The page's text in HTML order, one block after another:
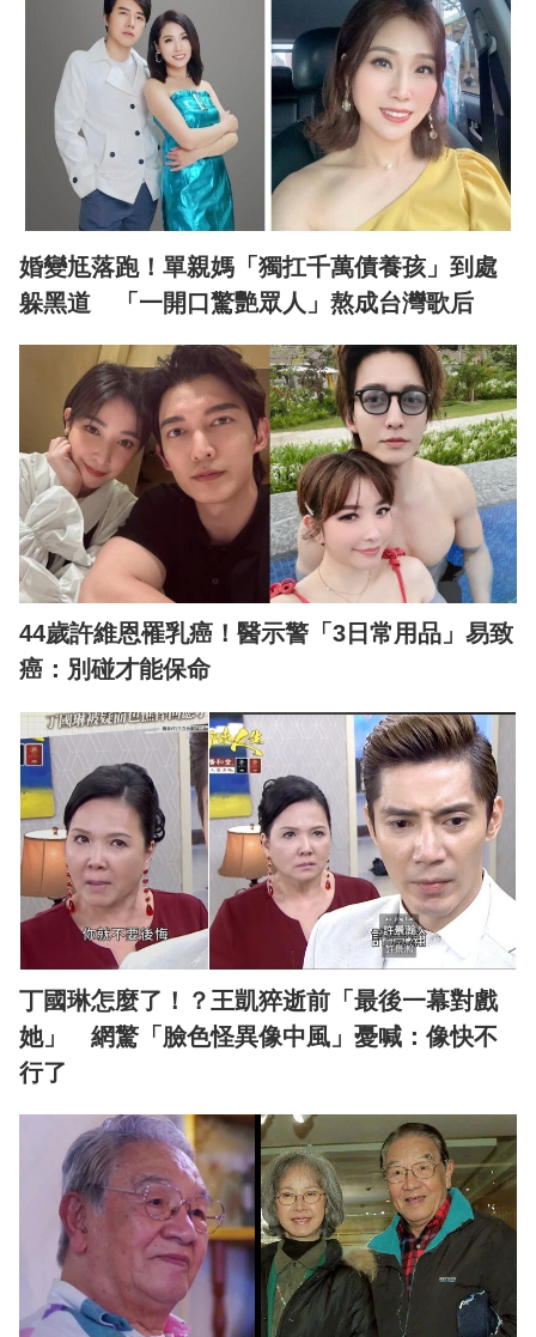
婚變尪落跑！單親媽「獨扛千萬債養孩」到處
躲黑道 「一開口驚艷眾人」熬成台灣歌后
44歲許維恩罹乳癌！醫示警「3日常用品」易致
癌：別碰才能保命
丁國琳怎麼了！？王凱猝逝前「最後一幕對戲
她」 網驚「臉色怪異像中風」憂喊：像快不
行了